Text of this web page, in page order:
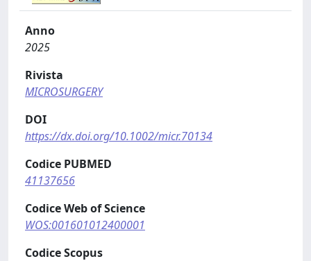
Anno
2025
Rivista
MICROSURGERY
DOI
https://dx.doi.org/10.1002/micr.70134
Codice PUBMED
41137656
Codice Web of Science
WOS:001601012400001
Codice Scopus